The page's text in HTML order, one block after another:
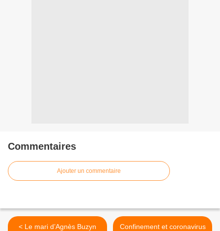
Commentaires
Ajouter un commentaire
< Le mari d’Agnès Buzyn
Confinement et coronavirus